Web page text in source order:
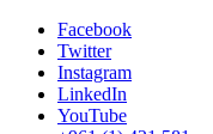
Facebook
Twitter
Instagram
LinkedIn
YouTube